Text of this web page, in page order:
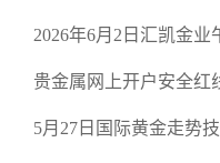
2026年6月2日汇凯金业
空头清算算法如何布防
贵金属网上开户安全红
恶意洗盘陷阱
5月27日国际黄金走势